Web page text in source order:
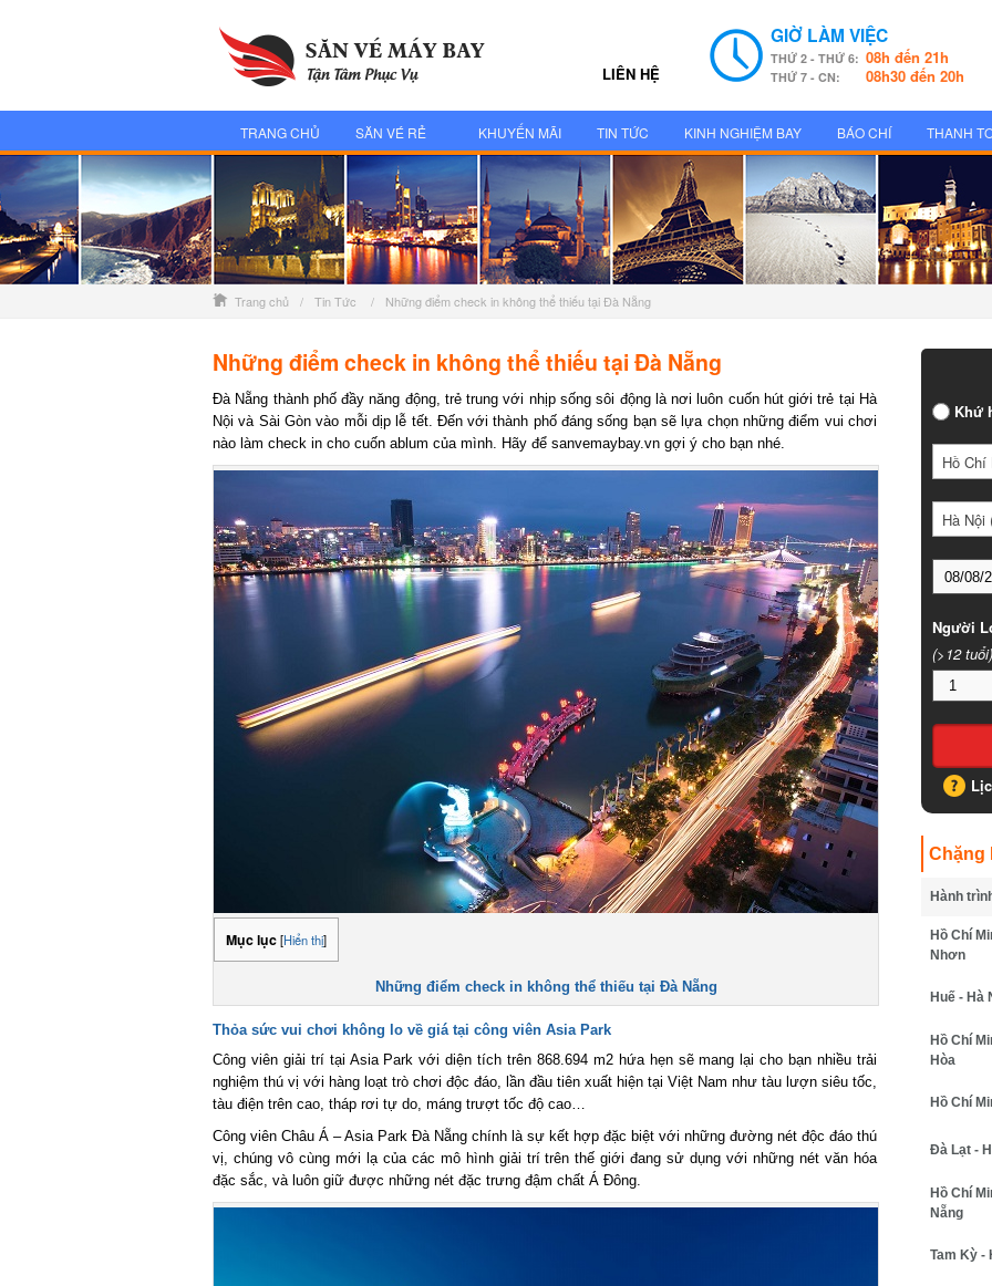
LIÊN HỆ
GIỜ LÀM VIỆC
THỨ 2 - THỨ 6:08h đến 21h
THỨ 7 - CN: 08h30 đến 20h
TRANG CHỦ SĂN VÉ RẺ KHUYẾN MÃI TIN TỨC KINH NGHIỆM BAY BÁO CHÍ THANH
Trang chủ / Tin Tức / Những điểm check in không thể thiếu tại Đà Nẵng
Những điểm check in không thể thiếu tại Đà Nẵng
Đà Nẵng thành phố đầy năng động, trẻ trung với nhịp sống sôi động là nơi luôn cuốn hút giới trẻ tại Hà
Nội và Sài Gòn vào mỗi dịp lễ tết. Đến với thành phố đáng sống bạn sẽ lựa chọn những điểm vui chơi
nào làm check in cho cuốn ablum của mình. Hãy để sanvemaybay.vn gợi ý cho bạn nhé.
Mục lục [Hiển thị]
Những điểm check in không thể thiếu tại Đà Nẵng
Thỏa sức vui chơi không lo về giá tại công viên Asia Park
Công viên giải trí tại Asia Park với diện tích trên 868.694 m2 hứa hẹn sẽ mang lại cho bạn nhiều trải
nghiệm thú vị với hàng loạt trò chơi độc đáo, lần đầu tiên xuất hiện tại Việt Nam như tàu lượn siêu tốc,
tàu điện trên cao, tháp rơi tự do, máng trượt tốc độ cao…
Công viên Châu Á – Asia Park Đà Nẵng chính là sự kết hợp đặc biệt với những đường nét độc đáo thú
vị, chúng vô cùng mới lạ của các mô hình giải trí trên thế giới đang sử dụng với những nét văn hóa
đặc sắc, và luôn giữ được những nét đặc trưng đậm chất Á Đông.
Khứ
Hồ Chí
Hà Nội
Người
(>12 tuổi)
Chặng
Hành trình*
Hồ Chí
Nhơn
Huế - Hà
Hồ Chí
Hòa
Hồ Chí
Đà Lạt -
Hồ Chí
Nẵng
Tam Kỳ -